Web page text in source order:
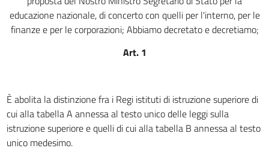
educazione nazionale, di concerto con quelli per l'interno, per le
finanze e per le corporazioni; Abbiamo decretato e decretiamo;
Art. 1
È abolita la distinzione fra i Regi istituti di istruzione superiore di
cui alla tabella A annessa al testo unico delle leggi sulla
istruzione superiore e quelli di cui alla tabella B annessa al testo
unico medesimo.